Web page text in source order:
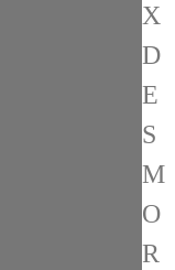
X
D
E
S
M
O
R